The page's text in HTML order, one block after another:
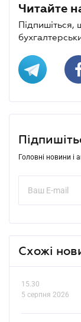
Читайте
Підпишіться,
Головні новини і
Схожі
15.30
5 серпня 2026